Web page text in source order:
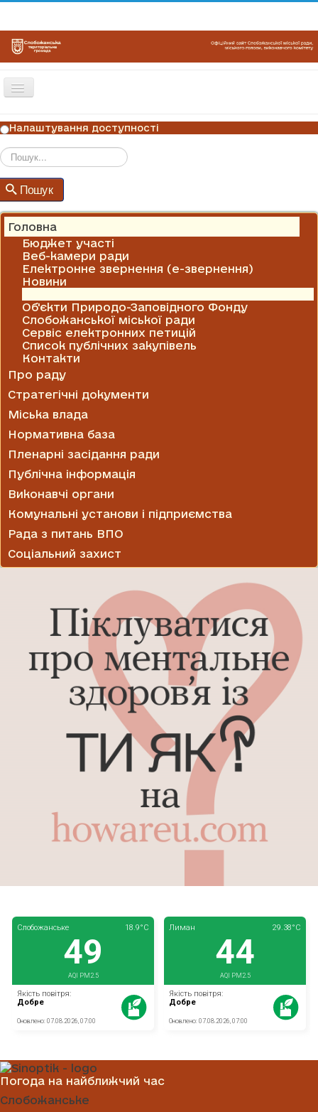
Перемикач
ГОЛОВНА
НОВИНИ
ОГОЛОШЕННЯ
ГРАФІКИ ПРИЙОМУ
КОНТАКТИ
Налаштування доступності
Пошук
Головна
Бюджет участі
Веб-камери ради
Електронне звернення (е-звернення)
Новини
Об'єкти Природо-Заповідного Фонду
Слобожанської міської ради
Сервіс електронних петицій
Список публічних закупівель
Контакти
Про раду
Стратегічні документи
Міська влада
Нормативна база
Пленарні засідання ради
Публічна інформація
Виконавчі органи
Комунальні установи і підприємства
Рада з питань ВПО
Соціальний захист
Погода на найближчий час
Слобожанське